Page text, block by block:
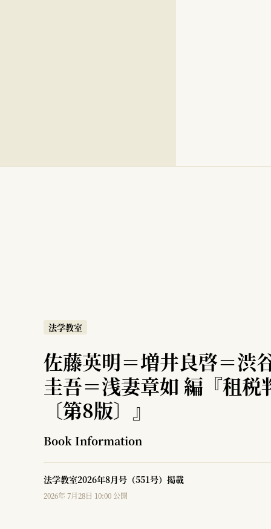
法学教室
佐藤英明＝増井良啓＝
圭吾＝浅妻章如 編『租税
〔第8版〕』
Book Information
法学教室2026年8月号（551号）掲載
2026年 7月28日 10:00 公開